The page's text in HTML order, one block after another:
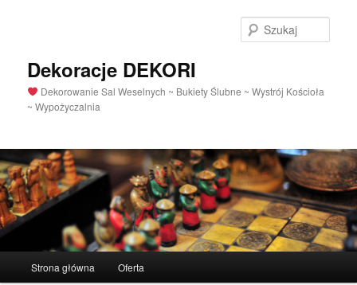
Dekoracje DEKORI
Dekorowanie Sal Weselnych ~ Bukiety Ślubne ~ Wystrój Kościoła
~ Wypożyczalnia
główne
Przeskocz
Strona główna Oferta